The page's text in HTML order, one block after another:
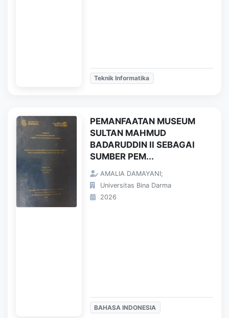
Teknik Informatika
PEMANFAATAN MUSEUM
SULTAN MAHMUD
BADARUDDIN II SEBAGAI
SUMBER PEM...
AMALIA DAMAYANI;
Universitas Bina Darma
2026
BAHASA INDONESIA